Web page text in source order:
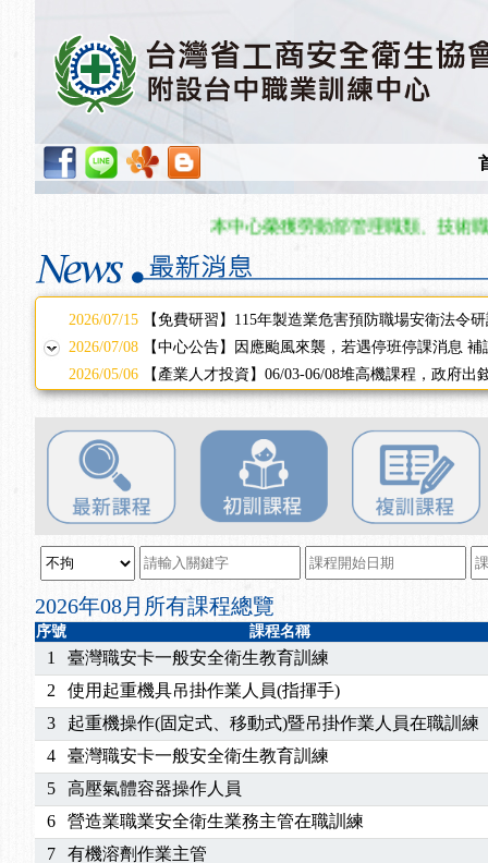
本中心榮獲勞動部管理職類、技術職類
2025/11/10
【中心公告】因應颱風來襲，若遇停班停課消息
2025/10/30【進修課程】2026年，課程意見蒐集~
2025/08/20 【進修課程】SDS格式百百種？專業講師帶您判斷
2025/08/12
【中心公告】因應颱風來襲，若遇停班停課消息
2025/07/06【中心公告】颱風假114/07/07停班停課
2025/06/06【進修課程】～～前導課程看這邊推出囉～～
【進修課程】要怎麼進修自我？課程百百種選擇好
2025/01/21
「高壓氣體製造安全主任」、「隧道等襯砌作業
訓測驗
2025/01/15【線上課程】碳中和核心職能系列課程資訊
2026/07/15 【免費研習】115年製造業危害預防職場安衛法令
2026/07/08 【中心公告】因應颱風來襲，若遇停班停課消息
2026/05/06 【產業人才投資】06/03-06/08堆高機課程，政府
2026/04/24【製程安全評估人員】開課囉
2025/11/11【中心公告】颱風假11/12停班停課
2025/11/10
【中心公告】因應颱風來襲，若遇停班停課消息
2025/10/30
【進修課程】2026年，課程意見蒐集~
2025/08/20【進修課程】SDS格式百百種？專業講師帶您判斷
2025/08/12【中心公告】因應颱風來襲，若遇停班停課消息 補
2025/07/06
【中心公告】颱風假114/07/07停班停課
2025/06/06【進修課程】～～前導課程看這邊推出囉～～
2025/05/29【進修課程】前導課程推出公告！
2025/04/28【進修課程】要怎麼進修自我？課程百百種選擇好
2025/01/21「高壓氣體製造安全主任」、「隧道等襯砌作業主
訓測驗
2025/01/15【線上課程】碳中和核心職能系列課程資訊
2026/07/15【免費研習】115年製造業危害預防職場安衛法令
2026/07/08【中心公告】因應颱風來襲，若遇停班停課消息 補
2026/05/06【產業人才投資】06/03-06/08堆高機課程，政府出
2026/04/24【製程安全評估人員】開課囉
2025/11/11【中心公告】颱風假11/12停班停課
2026年08月所有課程總覽
序號 課程名稱
1
臺灣職安卡一般安全衛生教育訓練
2
使用起重機具吊掛作業人員(指揮手)
3
起重機操作(固定式、移動式)暨吊掛作業人員在職訓練
4
臺灣職安卡一般安全衛生教育訓練
5
高壓氣體容器操作人員
6
營造業職業安全衛生業務主管在職訓練
7
有機溶劑作業主管